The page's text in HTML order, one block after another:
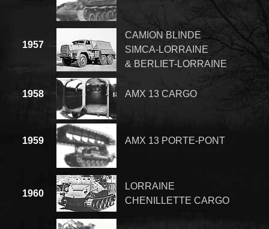
1957
CAMION BLINDE
SIMCA-LORRAINE
& BERLIET-LORRAINE
1958 AMX 13 CARGO
1959 AMX 13 PORTE-PONT
1960
LORRAINE
CHENILLETTE CARGO